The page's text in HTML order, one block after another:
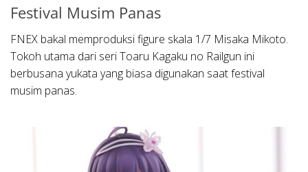
Festival Musim Panas
FNEX bakal memproduksi figure skala 1/7 Misaka Mikoto.
Tokoh utama dari seri Toaru Kagaku no Railgun ini
berbusana yukata yang biasa digunakan saat festival
musim panas.